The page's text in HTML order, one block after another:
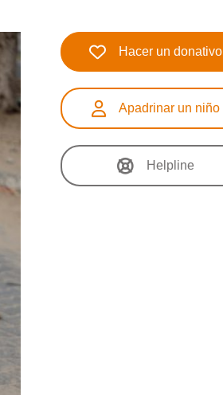
Hacer un donativo
Apadrinar un niño
Helpline